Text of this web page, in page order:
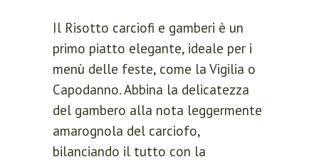
Il Risotto carciofi e gamberi è un
primo piatto elegante, ideale per i
menù delle feste, come la Vigilia o
Capodanno. Abbina la delicatezza
del gambero alla nota leggermente
amarognola del carciofo,
bilanciando il tutto con la